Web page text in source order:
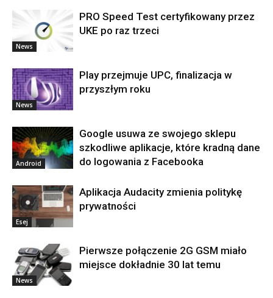
News
PRO Speed Test certyfikowany przez
UKE po raz trzeci
News
Play przejmuje UPC, finalizacja w
przyszłym roku
Android
Google usuwa ze swojego sklepu
szkodliwe aplikacje, które kradną dane
do logowania z Facebooka
Esej
Aplikacja Audacity zmienia politykę
prywatności
News
Pierwsze połączenie 2G GSM miało
miejsce dokładnie 30 lat temu